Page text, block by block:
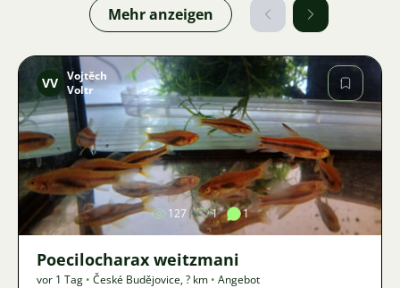
Mehr anzeigen
Bild
VV Vojtěch
Voltr
127 1 1
Poecilocharax weitzmani
vor 1 Tag • České Budějovice,? km • Angebot